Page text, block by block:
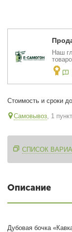
Наш
Стоимость и сроки
Самовывоз, 1
СПИСОК
Описание
Дубовая бочка